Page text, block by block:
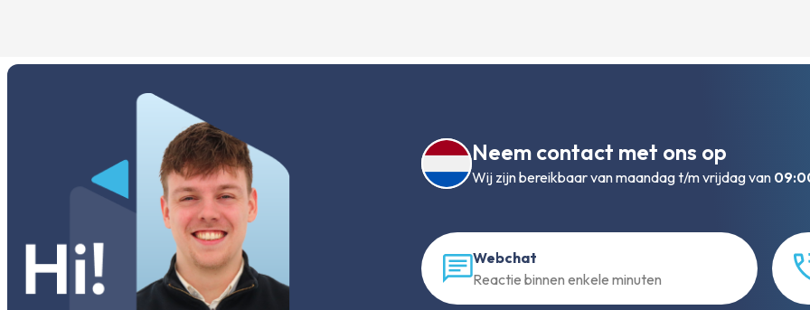
Neem contact met ons op
Wij zijn bereikbaar van maandag t/m vrijdag van
Webchat
Reactie binnen enkele minuten